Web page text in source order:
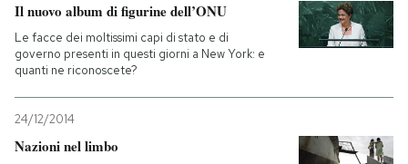
Il nuovo album di figurine dell’ONU
Le facce dei moltissimi capi di stato e di
governo presenti in questi giorni a New York: e
quanti ne riconoscete?
24/12/2014
Nazioni nel limbo